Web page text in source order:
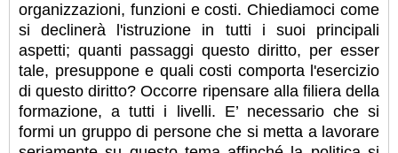
organizzazioni, funzioni e costi. Chiediamoci come
si declinerà l'istruzione in tutti i suoi principali
aspetti; quanti passaggi questo diritto, per esser
tale, presuppone e quali costi comporta l'esercizio
di questo diritto? Occorre ripensare alla filiera della
formazione, a tutti i livelli. E’ necessario che si
formi un gruppo di persone che si metta a lavorare